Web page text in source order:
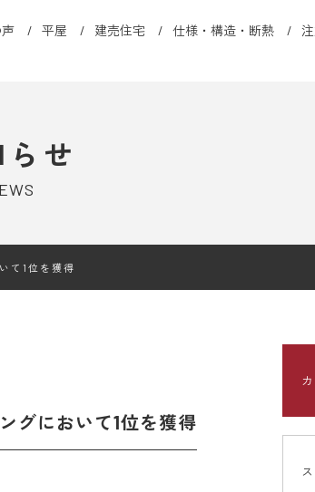
平屋 建売住宅 仕様・構造・断熱
せ
て1位を獲得
グにおいて1位を獲得